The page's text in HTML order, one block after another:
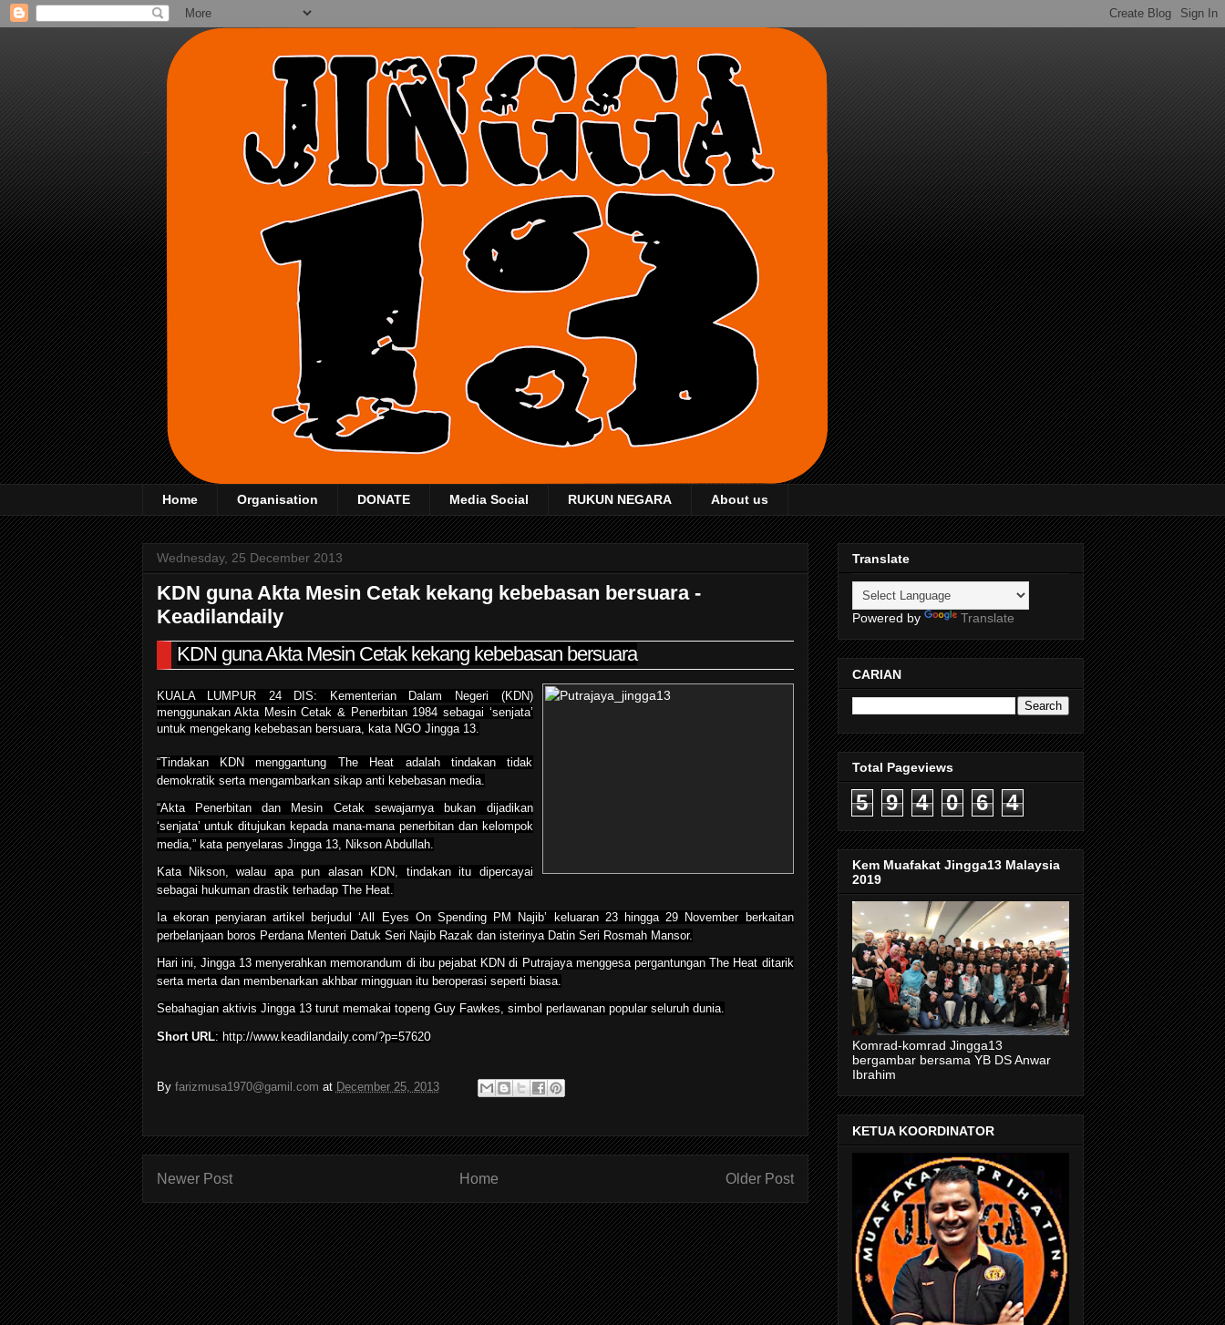
Home Organisation DONATE Media Social RUKUN NEGARA About us
Wednesday, 25 December 2013
KDN guna Akta Mesin Cetak kekang kebebasan bersuara -
Keadilandaily
KDN guna Akta Mesin Cetak kekang kebebasan bersuara
KUALA LUMPUR 24 DIS: Kementerian Dalam Negeri (KDN)
menggunakan Akta Mesin Cetak & Penerbitan 1984 sebagai ‘senjata’
untuk mengekang kebebasan bersuara, kata NGO Jingga 13.
“Tindakan KDN menggantung The Heat adalah tindakan tidak
demokratik serta mengambarkan sikap anti kebebasan media.
“Akta Penerbitan dan Mesin Cetak sewajarnya bukan dijadikan
‘senjata’ untuk ditujukan kepada mana-mana penerbitan dan kelompok
media,” kata penyelaras Jingga 13, Nikson Abdullah.
Kata Nikson, walau apa pun alasan KDN, tindakan itu dipercayai
sebagai hukuman drastik terhadap The Heat.
Ia ekoran penyiaran artikel berjudul ‘All Eyes On Spending PM Najib’ keluaran 23 hingga 29 November berkaitan
perbelanjaan boros Perdana Menteri Datuk Seri Najib Razak dan isterinya Datin Seri Rosmah Mansor.
Hari ini, Jingga 13 menyerahkan memorandum di ibu pejabat KDN di Putrajaya menggesa pergantungan The Heat ditarik
serta merta dan membenarkan akhbar mingguan itu beroperasi seperti biasa.
Sebahagian aktivis Jingga 13 turut memakai topeng Guy Fawkes, simbol perlawanan popular seluruh dunia.
Short URL: http://www.keadilandaily.com/?p=57620
By farizmusa1970@gamil.com at December 25, 2013
Newer Post Older Post
Home
Translate
Powered by Translate
CARIAN
Total Pageviews
5 9 4 0 6 4
Kem Muafakat Jingga13 Malaysia
2019
Komrad-komrad Jingga13
bergambar bersama YB DS Anwar
Ibrahim
KETUA KOORDINATOR